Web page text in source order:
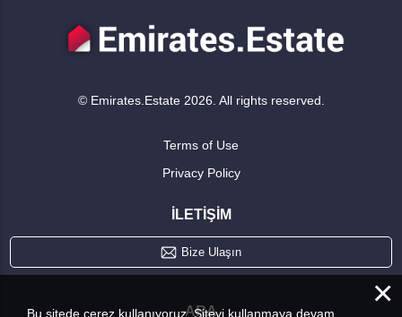
© Emirates.Estate 2026. All rights reserved.
Terms of Use
Privacy Policy
İLETIŞIM
Bize Ulaşın
ARA ×
Bu sitede çerez kullanıyoruz. Siteyi kullanmaya devam